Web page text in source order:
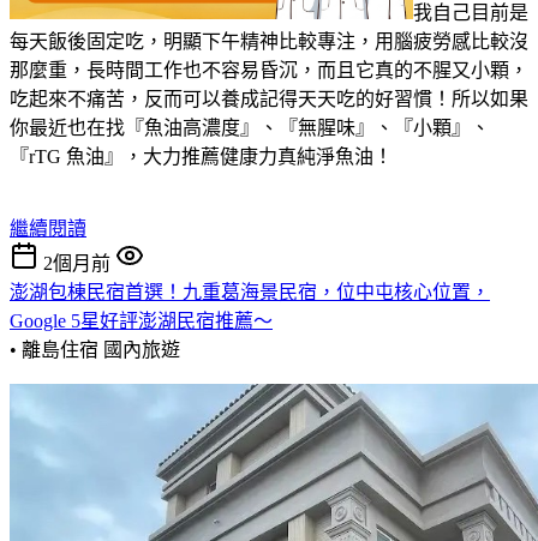
我自己目前是
每天飯後固定吃，明顯下午精神比較專注，用腦疲勞感比較沒
那麼重，長時間工作也不容易昏沉，而且它真的不腥又小顆，
吃起來不痛苦，反而可以養成記得天天吃的好習慣！所以如果
你最近也在找『魚油高濃度』、『無腥味』、『小顆』、
『rTG 魚油』，大力推薦健康力真純淨魚油！
繼續閱讀
2個月前
澎湖包棟民宿首選！九重葛海景民宿，位中屯核心位置，
Google 5星好評澎湖民宿推薦～
• 離島住宿 國內旅遊